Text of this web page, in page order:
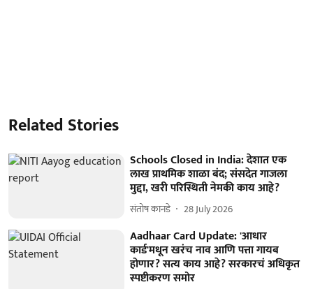
Related Stories
Schools Closed in India: देशात एक
लाख प्राथमिक शाळा बंद; संसदेत गाजला
मुद्दा, खरी परिस्थिती नेमकी काय आहे?
संतोष कानडे 28 July 2026
Aadhaar Card Update: 'आधार
कार्ड'मधून खरंच नाव आणि पत्ता गायब
होणार? सत्य काय आहे? सरकारचं अधिकृत
स्पष्टीकरण समोर